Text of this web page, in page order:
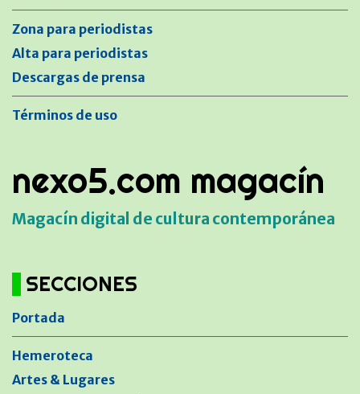
Zona para periodistas
Alta para periodistas
Descargas de prensa
Términos de uso
nexo5.com magacín
Magacín digital de cultura contemporánea
SECCIONES
Portada
Hemeroteca
Artes & Lugares